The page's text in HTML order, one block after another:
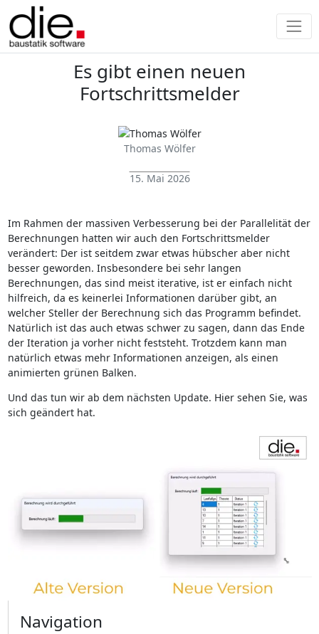
Es gibt einen neuen
Fortschrittsmelder
Thomas Wölfer
15. Mai 2026
Im Rahmen der massiven Verbesserung bei der Parallelität der
Berechnungen hatten wir auch den Fortschrittsmelder
verändert: Der ist seitdem zwar etwas hübscher aber nicht
besser geworden. Insbesondere bei sehr langen
Berechnungen, das sind meist iterative, ist er einfach nicht
hilfreich, da es keinerlei Informationen darüber gibt, an
welcher Steller der Berechnung sich das Programm befindet.
Natürlich ist das auch etwas schwer zu sagen, dann das Ende
der Iteration ja vorher nicht feststeht. Trotzdem kann man
natürlich etwas mehr Informationen anzeigen, als einen
animierten grünen Balken.
Und das tun wir ab dem nächsten Update. Hier sehen Sie, was
sich geändert hat.
Navigation